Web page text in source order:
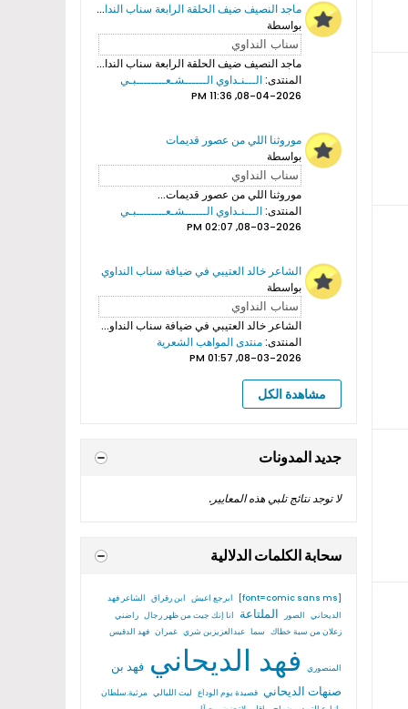
ماجد النصيف ضيف الحلقة الرابعة سناب النداوي
بواسطة
ماجد النصيف ضيف الحلقة الرابعة سناب النداوي...
المنتدى:الـــنـداوي الــــــشـعــــــــبـي
08-04-2026, 11:36 PM
موروثنا اللي من عصور قديمات
بواسطة
موروثنا اللي من عصور قديمات...
المنتدى:الـــنـداوي الــــــشـعــــــــبـي
08-03-2026, 02:07 PM
الشاعر خالد العتيبي في ضيافة سناب النداوي
بواسطة
الشاعر خالد العتيبي في ضيافة سناب النداوي بروموهات فيديوهات...
المنتدى:منتدى المواهب الشعرية
08-03-2026, 01:57 PM
مشاهدة الكل
جديد المدونات
لا توجد نتائج تلبي هذه المعايير.
سحابة الكلمات الدلالية
[font=comic sans ms] ابرجع اعيش ابن رقراق الشاعر فهد
الديحاني الصور الملتاعة انا إنك جيت من ظهر رجال راضني
زعلان من سبة خطاك سما عبدالعزيزبن شري غمران فهد الدقيس
المنصوري فهد الديحاني فهد بن
صنهات الديحاني قصيدة يوم الوداع ليت الليالي مرثية.سلطان